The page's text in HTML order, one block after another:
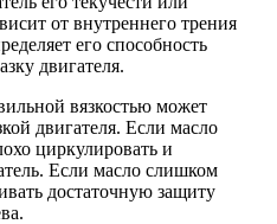
от внутреннего трения
его способность
двигателя.
вязкостью может
двигателя. Если масло
циркулировать и
Если масло слишком
достаточную защиту